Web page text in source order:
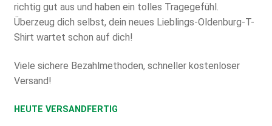
richtig gut aus und haben ein tolles Tragegefühl.
Überzeug dich selbst, dein neues Lieblings-Oldenburg-T-
Shirt wartet schon auf dich!
Viele sichere Bezahlmethoden, schneller kostenloser
Versand!
HEUTE VERSANDFERTIG